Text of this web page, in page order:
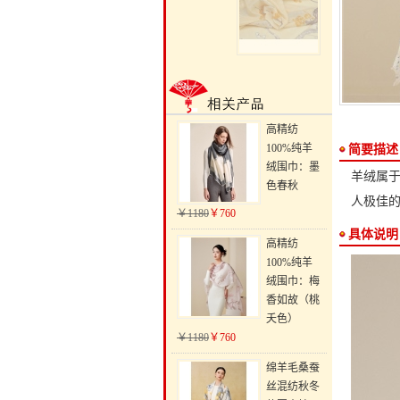
高精纺
100%纯羊
绒围巾：墨
色春秋
￥1180￥760
高精纺
100%纯羊
绒围巾：梅
香如故（桃
夭色）
￥1180￥760
绵羊毛桑蚕
丝混纺秋冬
简要描述
羊绒属
人极佳
具体说明